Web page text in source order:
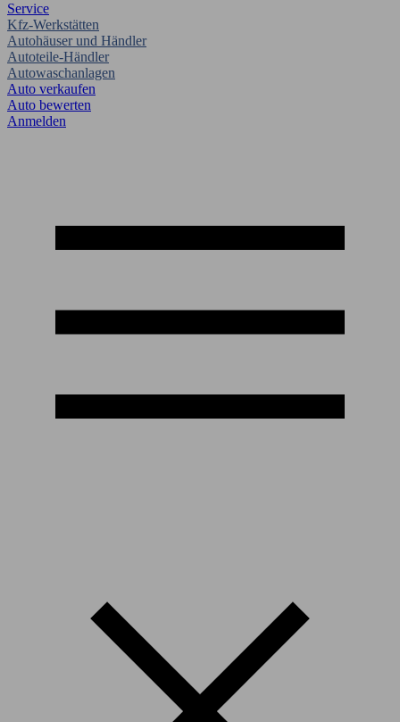
Service
Kfz-Werkstätten
Autohäuser und Händler
Autoteile-Händler
Autowaschanlagen
Auto verkaufen
Auto bewerten
Anmelden